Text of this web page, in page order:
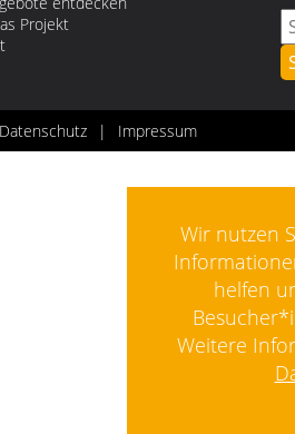
Projekt
Datenschutz Impressum
Wir nutzen
helfen
Weitere